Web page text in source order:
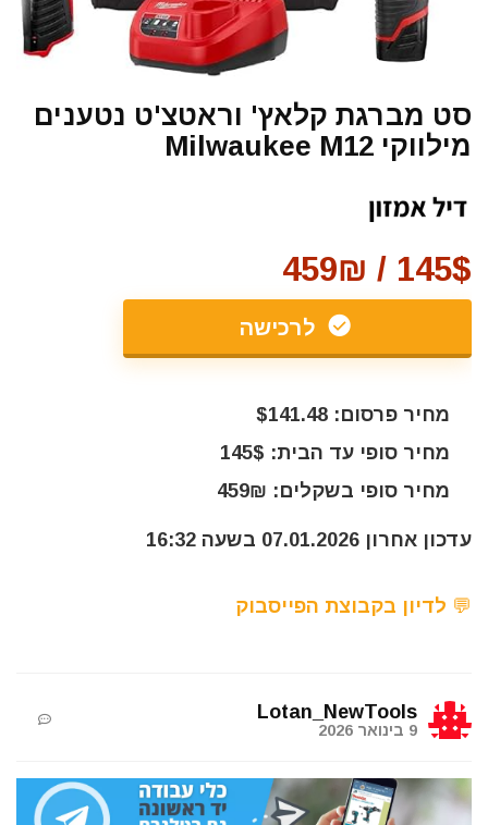
סט מברגת קלאץ' וראטצ'ט נטענים
מילווקי Milwaukee M12
145$ / 459₪
לרכישה
מחיר פרסום: $141.48
מחיר סופי עד הבית: 145$
מחיר סופי בשקלים: 459₪
עדכון אחרון 07.01.2026 בשעה 16:32
💬 לדיון בקבוצת הפייסבוק
Lotan_NewTools
9 בינואר 2026